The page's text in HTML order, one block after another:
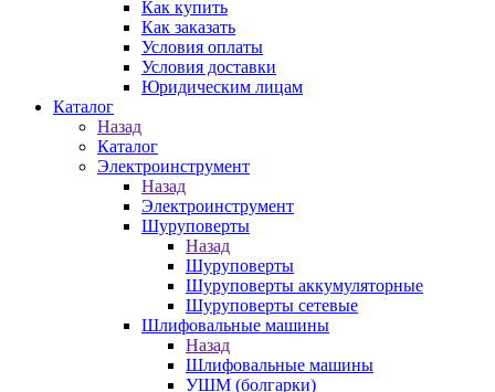
Как купить
Как заказать
Условия оплаты
Условия доставки
Юридическим лицам
Каталог
Назад
Каталог
Электроинструмент
Назад
Электроинструмент
Шуруповерты
Назад
Шуруповерты
Шуруповерты аккумуляторные
Шуруповерты сетевые
Шлифовальные машины
Назад
Шлифовальные машины
УШМ (болгарки)